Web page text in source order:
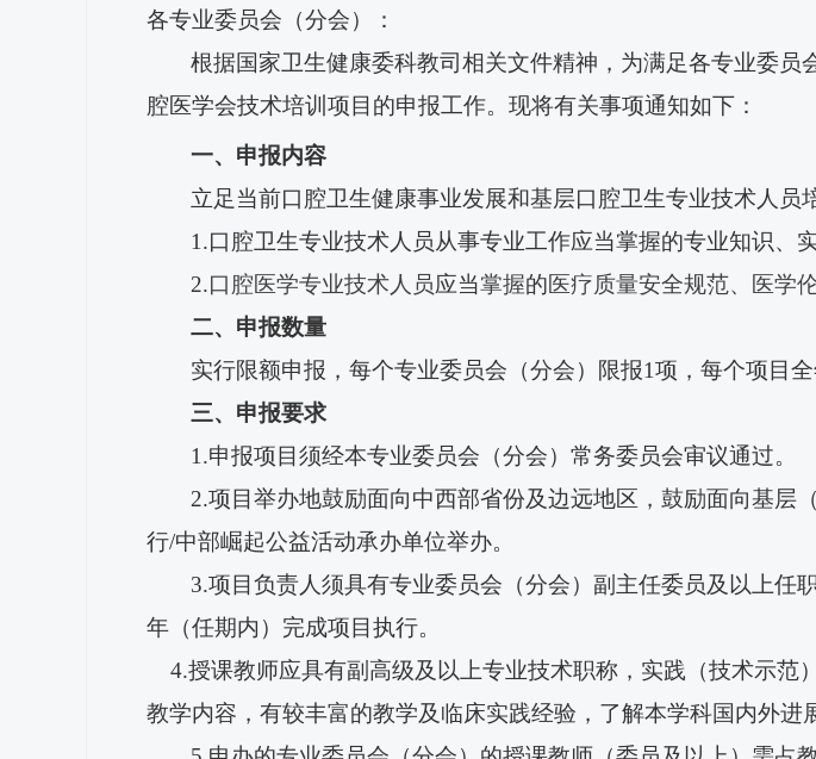
各专业委员会（分会）：
根据国家卫生健康委科教司相关文件精神，为满足各专业委员
腔医学会技术培训项目的申报工作。现将有关事项通知如下：
一、申报内容
立足当前口腔卫生健康事业发展和基层口腔卫生专业技术人员
1.口腔卫生专业技术人员从事专业工作应当掌握的专业知识、
2.口腔医学专业技术人员应当掌握的 医疗质量安全规范、医学
二、申报数量
实行限额申报，每个专业委员会（分会）限报1项，每个项目
三、 申报要求
1.申报项目须经本专业委员会（分会）常务委员会审议通过。
2.项目举办地鼓励面向中西部省份及边远地区，鼓励面向基层
行/中部崛起公益活动承办单位举办。
3.项目负责人须具有专业委员会（分会）副主任委员及以上任
年（任期内）完成项目执行。
4.授课教师应具有副高级及以上专业技术职称， 实践 （技术示范
教学内容，有较丰富的教学及临床实践经验，了解本学科国内外进